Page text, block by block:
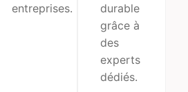
entreprises.
durable
grâce à
des
experts
dédiés.